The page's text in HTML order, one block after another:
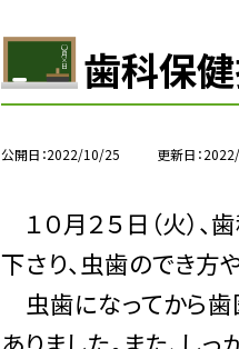
歯科保
公開日 2022/10/25 更新日
１０月２５日（火）
下さり、虫歯のでき方
虫歯になってから歯